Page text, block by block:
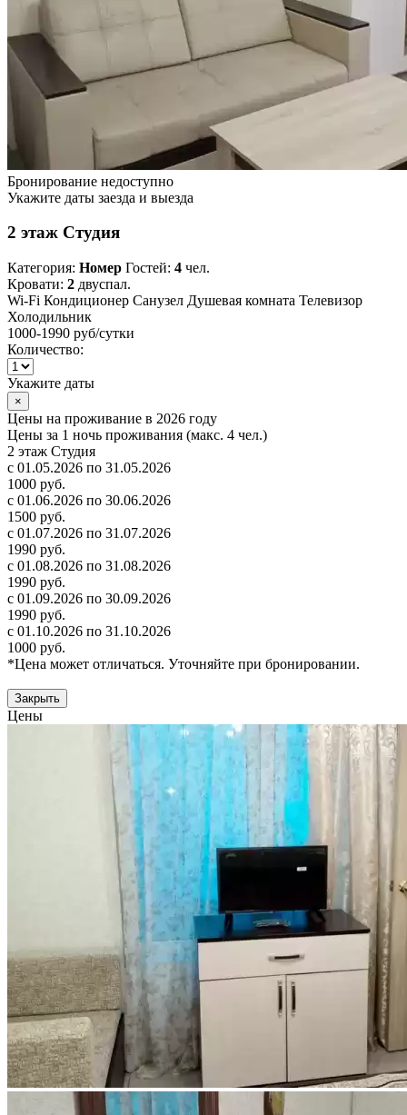
Бронирование недоступно
Укажите даты заезда и выезда
2 этаж Студия
Категория: Номер Гостей: 4 чел.
Кровати: 2 двуспал.
Wi-Fi Кондиционер Санузел Душевая комната Телевизор
Холодильник
1000-1990 руб/сутки
Количество:
Укажите даты
×
Цены на проживание в 2026 году
Цены за 1 ночь проживания (макс. 4 чел.)
2 этаж Студия
с 01.05.2026 по 31.05.2026
1000 руб.
с 01.06.2026 по 30.06.2026
1500 руб.
с 01.07.2026 по 31.07.2026
1990 руб.
с 01.08.2026 по 31.08.2026
1990 руб.
с 01.09.2026 по 30.09.2026
1990 руб.
с 01.10.2026 по 31.10.2026
1000 руб.
*Цена может отличаться. Уточняйте при бронировании.
Закрыть
Цены